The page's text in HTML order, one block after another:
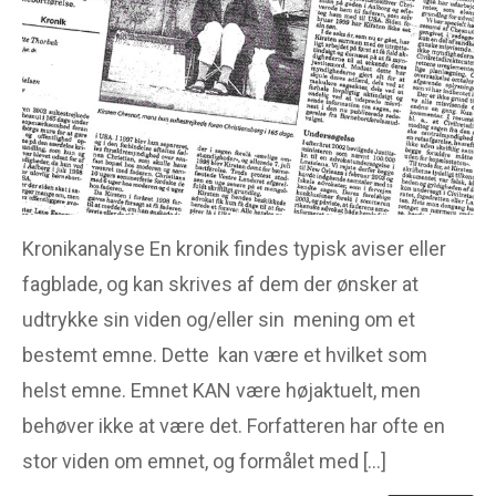
Portræt
Reklame
Tegneserie
OM ANALYSEMODEL.DK
Denne side er for dig der
har brug for en analyse
model til alle former for
analyse af tekst, artikel,
billede, skulptur mm.
Kronikanalyse En kronik findes typisk aviser eller
fagblade, og kan skrives af dem der ønsker at
udtrykke sin viden og/eller sin mening om et
bestemt emne. Dette kan være et hvilket som
helst emne. Emnet KAN være højaktuelt, men
behøver ikke at være det. Forfatteren har ofte en
stor viden om emnet, og formålet med […]